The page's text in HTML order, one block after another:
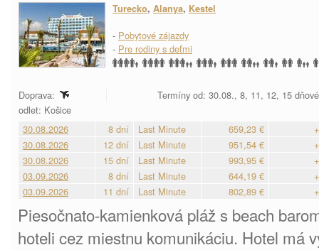
Turecko, Alanya, Kestel
- Pobytové zájazdy
- Pre rodiny s deťmi
Doprava:
Termíny od: 30.08., 8, 11, 12, 15 dňové
odlet: Košice
30.08.2026
8 dní Last Minute 659,23 €
30.08.2026
12 dní Last Minute 951,54 €
30.08.2026
15 dní Last Minute 993,95 €
03.09.2026
8 dní Last Minute 644,19 €
03.09.2026
11 dní Last Minute 802,89 €
Piesočnato-kamienková pláž s beach
hoteli cez miestnu komunikáciu. Hotel má